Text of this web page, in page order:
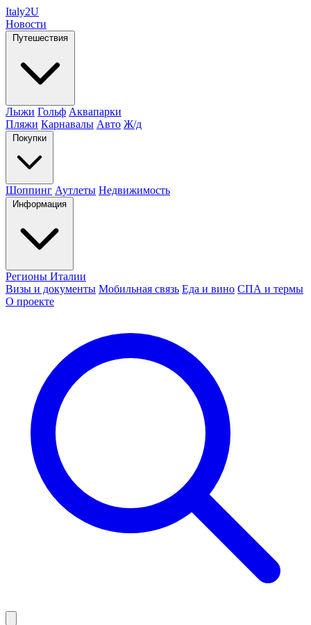
Italy2U
Новости
Путешествия
Лыжи Гольф Аквапарки
Пляжи Карнавалы Авто Ж/д
Покупки
Шоппинг Аутлеты Недвижимость
Информация
Регионы Италии
Визы и документы Мобильная связь Еда и вино СПА и термы
О проекте